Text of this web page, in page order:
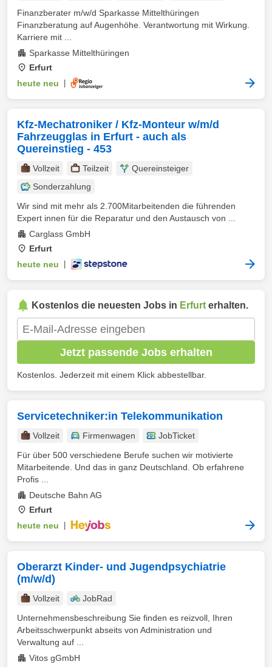
Finanzberater m/w/d Sparkasse Mittelthüringen
Finanzberatung auf Augenhöhe. Verantwortung mit Wirkung.
Karriere mit ...
Sparkasse Mittelthüringen
Erfurt
heute neu
Kfz-Mechatroniker / Kfz-Monteur w/m/d
Fahrzeugglas in Erfurt - auch als
Quereinstieg - 453
Vollzeit Teilzeit
Quereinsteiger
Sonderzahlung
Wir sind mit mehr als 2.700Mitarbeitenden die führenden
Expert innen für die Reparatur und den Austausch von ...
Carglass GmbH
Erfurt
heute neu
Kostenlos die neuesten Jobs in Erfurt erhalten.
Jetzt passende Jobs erhalten
Kostenlos. Jederzeit mit einem Klick abbestellbar.
Servicetechniker:in Telekommunikation
Vollzeit Firmenwagen
JobTicket
Für über 500 verschiedene Berufe suchen wir motivierte
Mitarbeitende. Und das in ganz Deutschland. Ob erfahrene
Profis ...
Deutsche Bahn AG
Erfurt
heute neu
Oberarzt Kinder- und Jugendpsychiatrie
(m/w/d)
Vollzeit
JobRad
Unternehmensbeschreibung Sie finden es reizvoll, Ihren
Arbeitsschwerpunkt abseits von Administration und
Verwaltung auf ...
Vitos gGmbH